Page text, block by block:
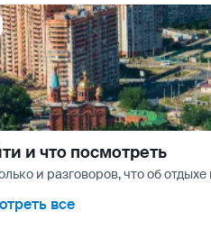
и что посмотреть
и разговоров, что об
все